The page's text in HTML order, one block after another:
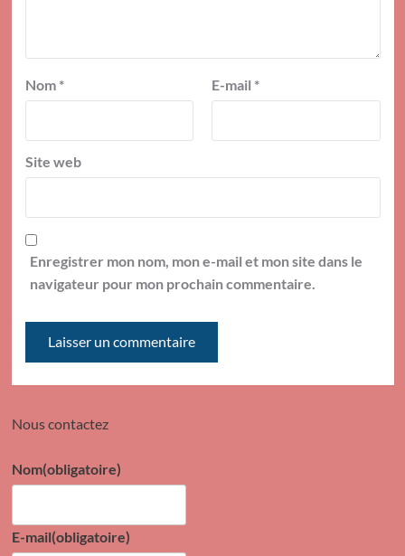
Nom * E-mail *
Site web
Enregistrer mon nom, mon e-mail et mon site dans le
navigateur pour mon prochain commentaire.
Nous contactez
Nom(obligatoire)
E-mail(obligatoire)